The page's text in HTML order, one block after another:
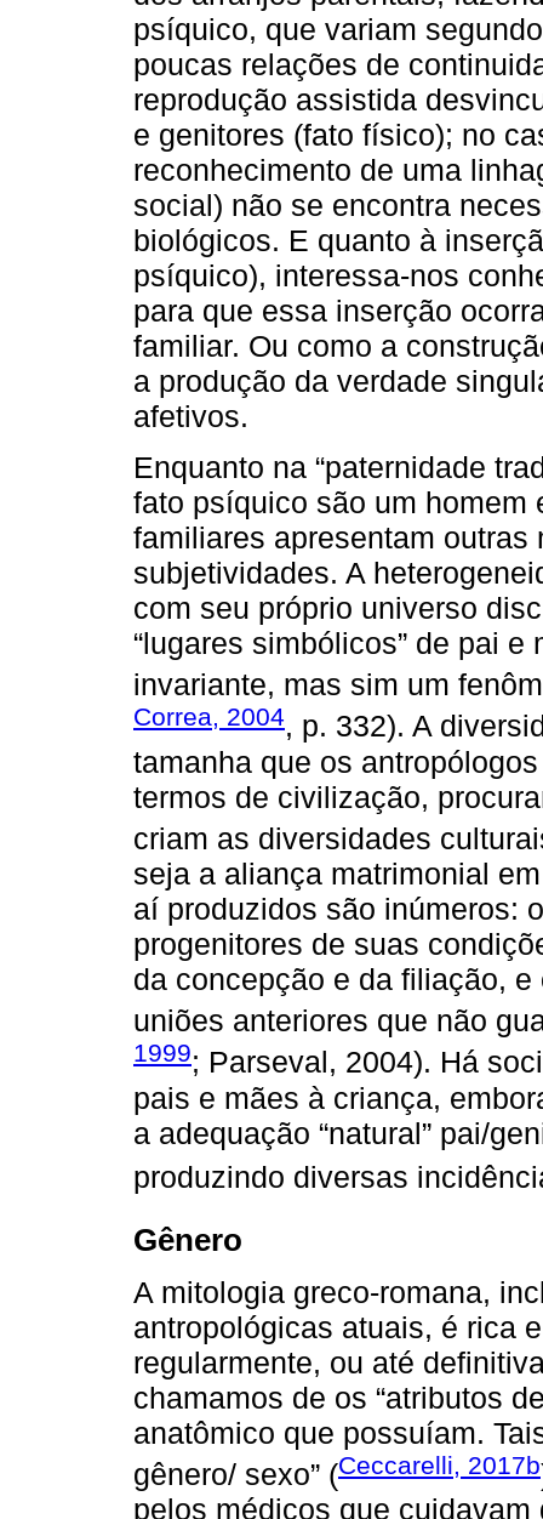
psíquico, que variam
poucas relações de
reprodução assistida
e genitores (fato físico); no
reconhecimento de uma
social) não se encontra
biológicos. E quanto à
psíquico), interessa-nos
para que essa inserção
familiar. Ou como a
a produção da verdade
afetivos.
Enquanto na “paternidade
fato psíquico são um homem
familiares apresentam
subjetividades. A
com seu próprio universo
“lugares simbólicos” de pai e
invariante, mas sim um
Correa, 2004, p. 332). A
tamanha que os
termos de civilização,
criam as diversidades
seja a aliança matrimonial
aí produzidos são inúmeros:
progenitores de suas
da concepção e da filiação,
uniões anteriores que não
1999; Parseval, 2004). Há
pais e mães à criança,
a adequação “natural” pai/
produzindo diversas
Gênero
A mitologia greco-romana,
antropológicas atuais, é rica
regularmente, ou até
chamamos de os “atributos
anatômico que possuíam.
gênero/ sexo” (Ceccarelli, 2017b
pelos médicos que